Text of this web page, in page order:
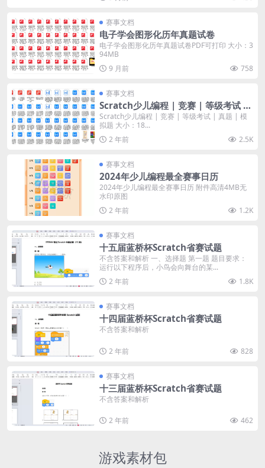
赛事文档
电子学会图形化历年真题试卷
电子学会图形化历年真题试卷PDF可打印 大小：3
94MB
9 月前
758
赛事文档
Scratch少儿编程 | 竞赛 | 等级考试 |
真题 | 模拟题
Scratch少儿编程 | 竞赛 | 等级考试 | 真题 | 模
拟题 大小：18...
2 年前
2.5K
赛事文档
2024年少儿编程最全赛事日历
2024年少儿编程最全赛事日历 附件高清4MB无
水印原图
2 年前
1.2K
赛事文档
十五届蓝桥杯Scratch省赛试题
不含答案和解析 一、选择题 第一题 题目要求：
运行以下程序后，小鸟会向舞台的某...
2 年前
1.8K
赛事文档
十四届蓝桥杯Scratch省赛试题
不含答案和解析
2 年前 828
赛事文档
十三届蓝桥杯Scratch省赛试题
不含答案和解析
2 年前 462
游戏素材包